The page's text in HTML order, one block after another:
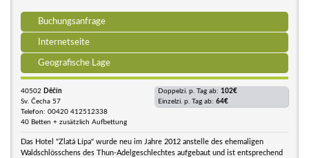
Buchungsanfrage
Internetseite
Geografische Lage
40502 Děčín
Sv. Čecha 57
Telefon: 00420 412512338
40 Betten + zusätzlich Aufbettung
Doppelzi. p. Tag ab: 102€
Einzelzi. p. Tag ab: 64€
Das Hotel "Zlatá Lípa" wurde neu im Jahre 2012 anstelle des ehemaligen
Waldschlösschens des Thun-Adelgeschlechtes aufgebaut und ist entsprechend